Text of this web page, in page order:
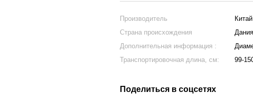
Производитель
Китай
Страна происхождения
Дания
Дополнительная информация :
Транспортировочная длина, см:
99-
Поделиться в соцсетях